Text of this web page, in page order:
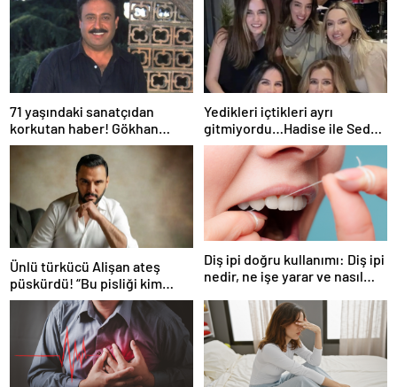
71 yaşındaki sanatçıdan
korkutan haber! Gökhan
Güney hastaneye kaldırıldı!
Yedikleri içtikleri ayrı
gitmiyordu…Hadise ile Seda
Bakan arasında ipler koptu!
Seda Bakan’dan manidar
paylaşım…
Ünlü türkücü Alişan ateş
püskürdü! “Bu pisliği kim
yaptıysa ortaya çıkacak!”
Diş ipi doğru kullanımı: Diş ipi
nedir, ne işe yarar ve nasıl